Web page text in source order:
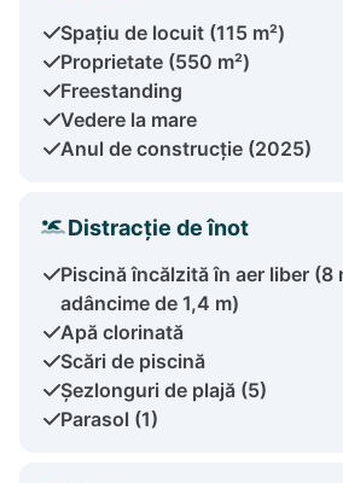
Spațiu de locuit (115 m²)
Proprietate (550 m²)
Freestanding
Vedere la mare
Anul de construcție (2025)
Distracție de înot
Piscină încălzită în aer liber (8
adâncime de 1,4 m)
Apă clorinată
Scări de piscină
Șezlonguri de plajă (5)
Parasol (1)